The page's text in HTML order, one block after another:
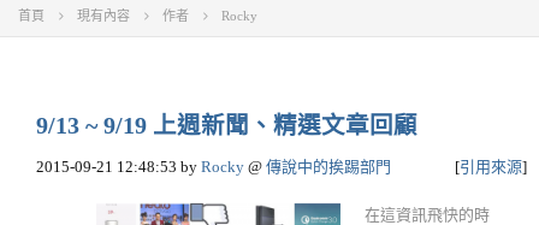
首頁 現有內容 作者 Rocky
9/13 ~ 9/19 上週新聞、精選文章回顧
2015-09-21 12:48:53 by Rocky @ 傳說中的挨踢部門 [引用來源]
在這資訊飛快的時